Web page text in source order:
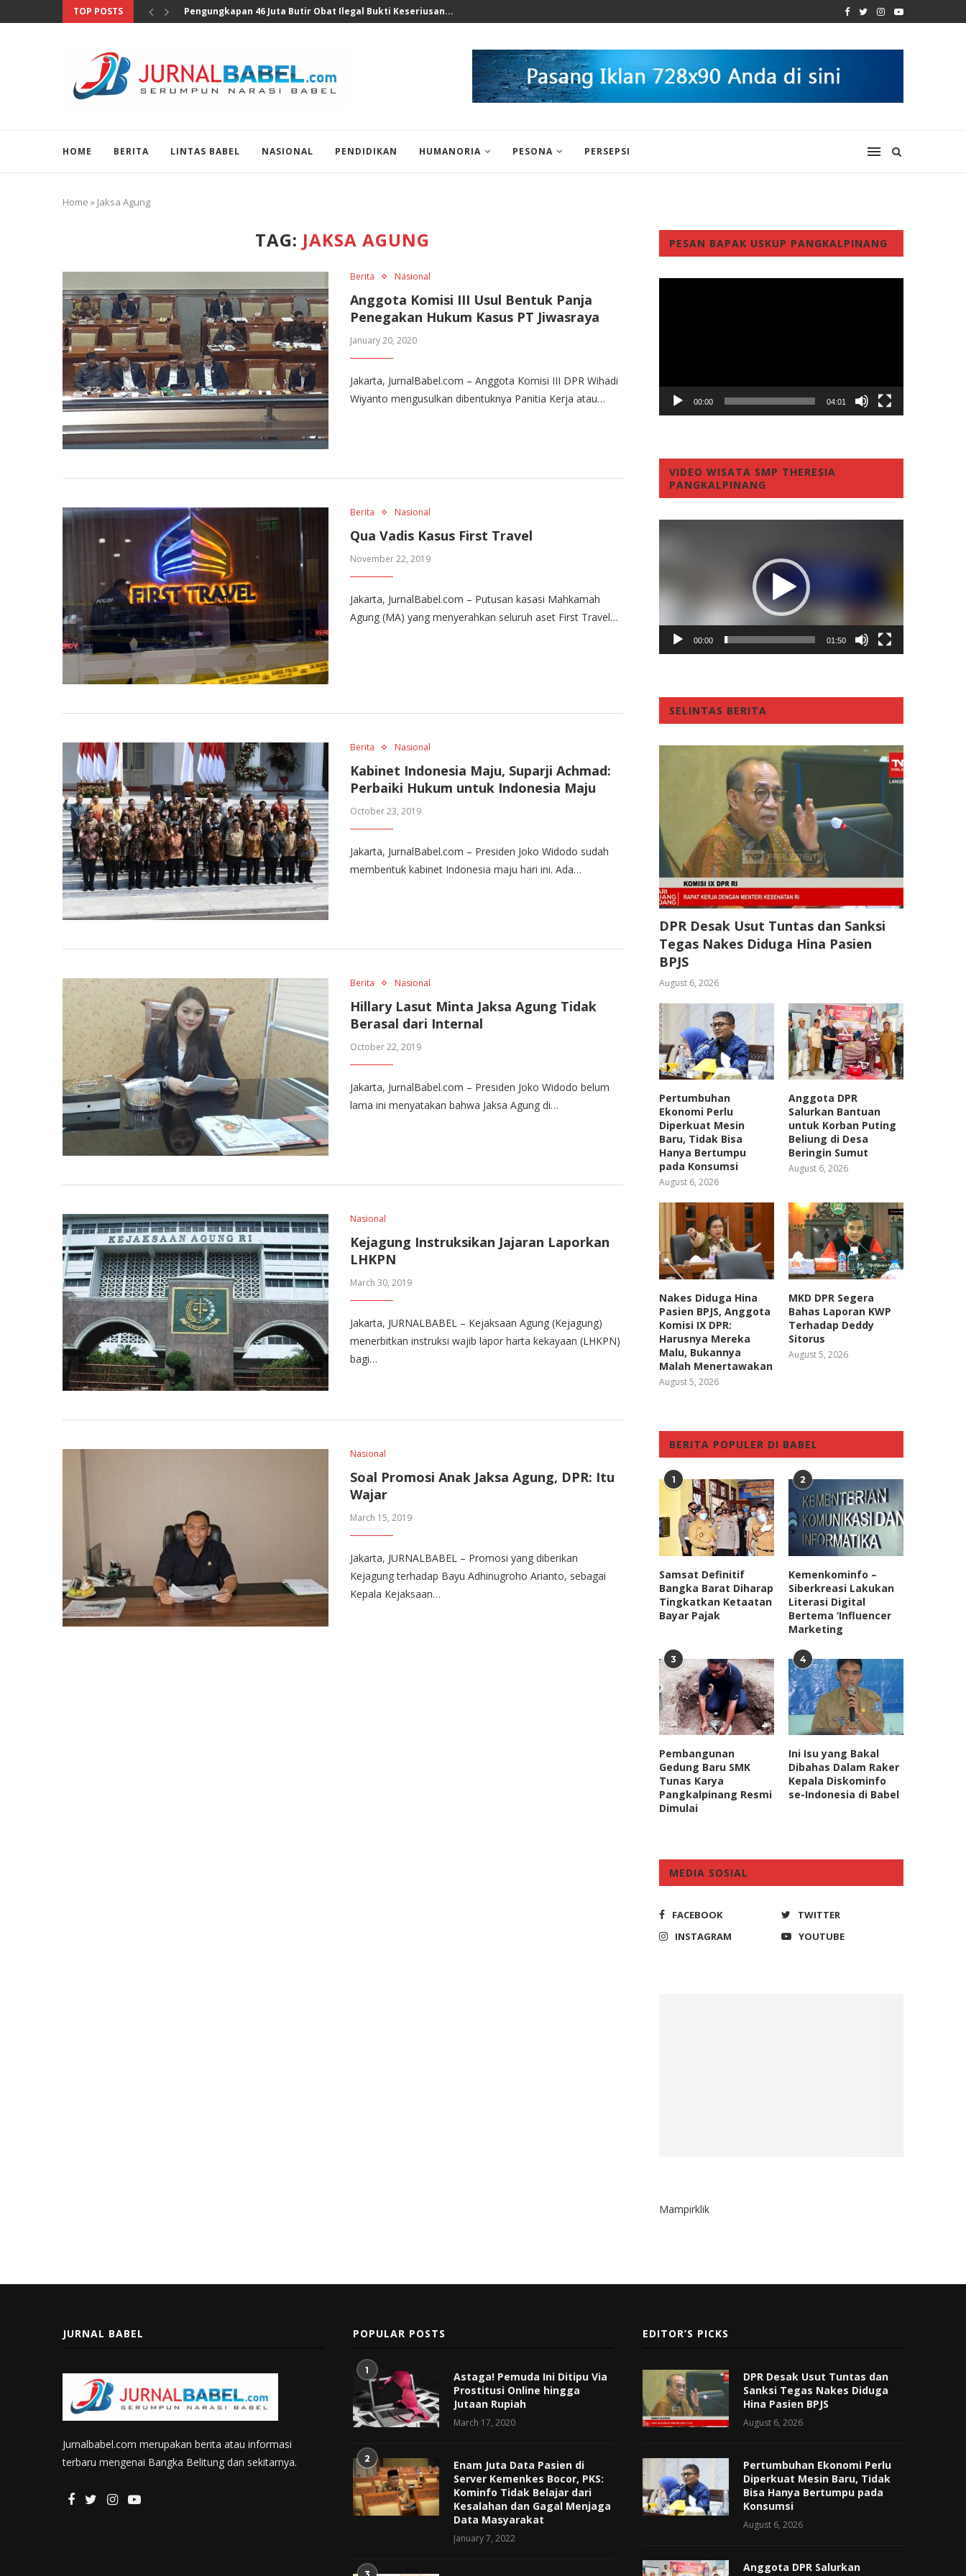
TOP POSTS Anggota DPR Sebut Sensus Ekonomi 2026 Bukan Untuk...
HOME BERITA LINTAS BABEL NASIONAL PENDIDIKAN HUMANORIA PESONA PERSEPSI
Home » Jaksa Agung
TAG: JAKSA AGUNG
Berita Nasional
Anggota Komisi III Usul Bentuk Panja
Penegakan Hukum Kasus PT Jiwasraya
January 20, 2020
Jakarta, JurnalBabel.com – Anggota Komisi III DPR Wihadi
Wiyanto mengusulkan dibentuknya Panitia Kerja atau…
Berita Nasional
Qua Vadis Kasus First Travel
November 22, 2019
Jakarta, JurnalBabel.com – Putusan kasasi Mahkamah
Agung (MA) yang menyerahkan seluruh aset First Travel…
Berita Nasional
Kabinet Indonesia Maju, Suparji Achmad:
Perbaiki Hukum untuk Indonesia Maju
October 23, 2019
Jakarta, JurnalBabel.com – Presiden Joko Widodo sudah
membentuk kabinet Indonesia maju hari ini. Ada…
Berita Nasional
Hillary Lasut Minta Jaksa Agung Tidak
Berasal dari Internal
October 22, 2019
Jakarta, JurnalBabel.com – Presiden Joko Widodo belum
lama ini menyatakan bahwa Jaksa Agung di…
Nasional
Kejagung Instruksikan Jajaran Laporkan
LHKPN
March 30, 2019
Jakarta, JURNALBABEL – Kejaksaan Agung (Kejagung)
menerbitkan instruksi wajib lapor harta kekayaan (LHKPN)
bagi…
Nasional
Soal Promosi Anak Jaksa Agung, DPR: Itu
Wajar
March 15, 2019
Jakarta, JURNALBABEL – Promosi yang diberikan
Kejagung terhadap Bayu Adhinugroho Arianto, sebagai
Kepala Kejaksaan…
PESAN BAPAK USKUP PANGKALPINANG
00:00 04:01
VIDEO WISATA SMP THERESIA
PANGKALPINANG
00:00 01:50
SELINTAS BERITA
DPR Desak Usut Tuntas dan Sanksi
Tegas Nakes Diduga Hina Pasien
BPJS
August 6, 2026
Pertumbuhan
Ekonomi Perlu
Diperkuat Mesin
Baru, Tidak Bisa
Hanya Bertumpu
pada Konsumsi
August 6, 2026
Anggota DPR
Salurkan Bantuan
untuk Korban Puting
Beliung di Desa
Beringin Sumut
August 6, 2026
Nakes Diduga Hina
Pasien BPJS, Anggota
Komisi IX DPR:
Harusnya Mereka
Malu, Bukannya
Malah Menertawakan
August 5, 2026
MKD DPR Segera
Bahas Laporan KWP
Terhadap Deddy
Sitorus
August 5, 2026
BERITA POPULER DI BABEL
1
Samsat Definitif
Bangka Barat Diharap
Tingkatkan Ketaatan
Bayar Pajak
2
Kemenkominfo –
Siberkreasi Lakukan
Literasi Digital
Bertema ‘Influencer
Marketing
3
Pembangunan
Gedung Baru SMK
Tunas Karya
Pangkalpinang Resmi
Dimulai
4
Ini Isu yang Bakal
Dibahas Dalam Raker
Kepala Diskominfo
se-Indonesia di Babel
MEDIA SOSIAL
FACEBOOK
TWITTER
INSTAGRAM
YOUTUBE
Mampirklik
JURNAL BABEL
Jurnalbabel.com merupakan berita atau informasi
terbaru mengenai Bangka Belitung dan sekitarnya.
POPULAR POSTS
1
Astaga! Pemuda Ini Ditipu Via
Prostitusi Online hingga
Jutaan Rupiah
March 17, 2020
2
Enam Juta Data Pasien di
Server Kemenkes Bocor, PKS:
Kominfo Tidak Belajar dari
Kesalahan dan Gagal Menjaga
Data Masyarakat
January 7, 2022
EDITOR’S PICKS
DPR Desak Usut Tuntas dan
Sanksi Tegas Nakes Diduga
Hina Pasien BPJS
August 6, 2026
Pertumbuhan Ekonomi Perlu
Diperkuat Mesin Baru, Tidak
Bisa Hanya Bertumpu pada
Konsumsi
August 6, 2026
Anggota DPR Salurkan